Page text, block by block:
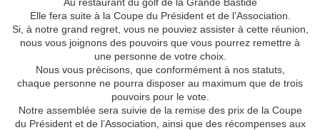
Elle fera suite à la Coupe du Président et de l’Association.
Si, à notre grand regret, vous ne pouviez assister à cette réunion,
nous vous joignons des pouvoirs que vous pourrez remettre à
une personne de votre choix.
Nous vous précisons, que conformément à nos statuts,
chaque personne ne pourra disposer au maximum que de trois
pouvoirs pour le vote.
Notre assemblée sera suivie de la remise des prix de la Coupe
du Président et de l’Association, ainsi que des récompenses aux